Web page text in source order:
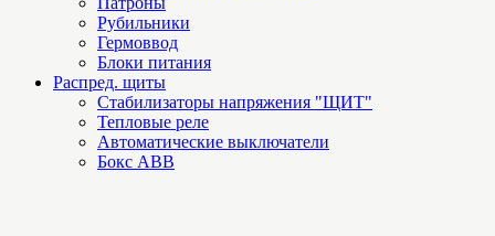
Рубильники
Гермоввод
Блоки питания
Распред. щиты
Стабилизаторы напряжения "ЩИТ"
Тепловые реле
Автоматические выключатели
Бокс ABB